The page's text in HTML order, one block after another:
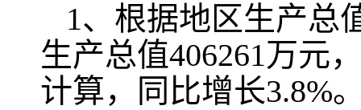
1、根据地区生产总
生产总值406261万元
计算，同比增长3.8%